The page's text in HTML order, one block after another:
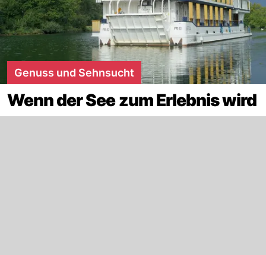
Genuss und Sehnsucht
Wenn der See zum Erlebnis wird